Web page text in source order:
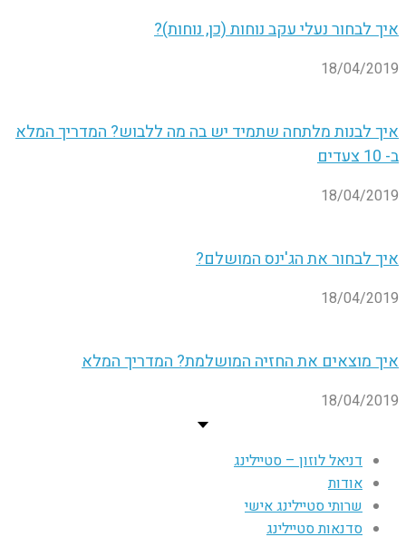
איך לבחור נעלי עקב נוחות (כן, נוחות)?
18/04/2019
איך לבנות מלתחה שתמיד יש בה מה ללבוש? המדריך המלא
ב- 10 צעדים
18/04/2019
איך לבחור את הג'ינס המושלם?
18/04/2019
איך מוצאים את החזיה המושלמת? המדריך המלא
18/04/2019
דניאל לוזון – סטיילינג
אודות
שרותי סטיילינג אישי
סדנאות סטיילינג